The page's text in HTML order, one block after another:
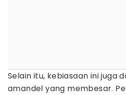
Selain itu, kebiasaan ini juga
amandel yang membesar.